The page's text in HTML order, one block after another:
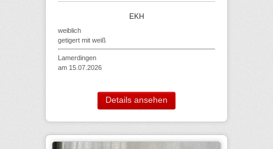
EKH
weiblich
getigert mit weiß
Lamerdingen
am 15.07.2026
Details ansehen